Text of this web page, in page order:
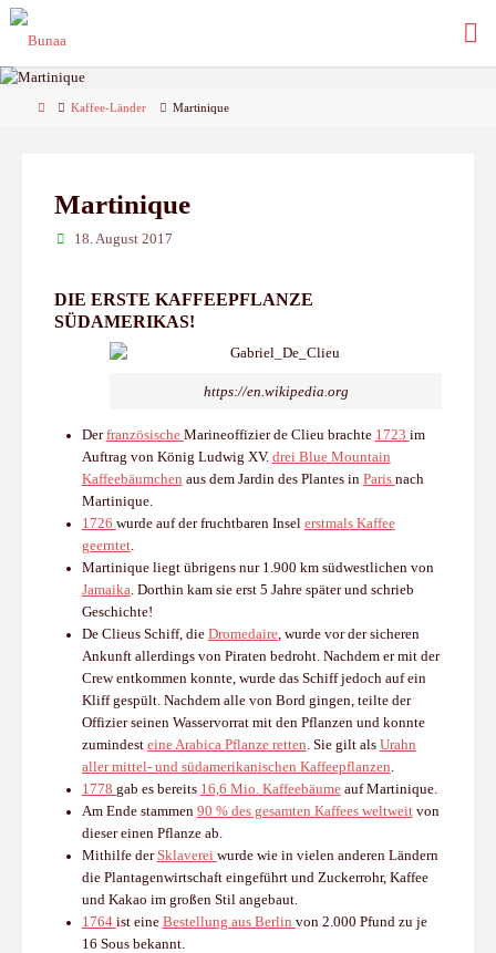
Skip
HomeKaffee-Länder Martinique
Martinique
18. August 2017
DIE ERSTE KAFFEEPFLANZE
SÜDAMERIKAS!
https://en.wikipedia.org
Derfranzösische Marineoffizier de Clieu brachte 1723 im
Auftrag von König Ludwig XV. drei Blue Mountain
Kaffeebäumchen aus dem Jardin des Plantes in Paris nach
Martinique.
1726 wurde auf der fruchtbaren Insel erstmals Kaffee
geerntet.
Martinique liegt übrigens nur 1.900 km südwestlichen von
Jamaika . Dorthin kam sie erst 5 Jahre später und schrieb
Geschichte!
De Clieus Schiff, die Dromedaire, wurde vor der sicheren
Ankunft allerdings von Piraten bedroht. Nachdem er mit der
Crew entkommen konnte, wurde das Schiff jedoch auf ein
Kliff gespült. Nachdem alle von Bord gingen, teilte der
Offizier seinen Wasservorrat mit den Pflanzen und konnte
zumindest eine Arabica Pflanze retten . Sie gilt als Urahn
aller mittel- und südamerikanischen Kaffeepflanzen
1778 gab es bereits 16,6 Mio. Kaffeebäumeauf Martinique.
Am Ende stammen 90 % des gesamten Kaffees weltweitvon
dieser einen Pflanze ab.
Mithilfe der Sklaverei wurde wie in vielen anderen Ländern
die Plantagenwirtschaft eingeführt und Zuckerrohr, Kaffee
und Kakao im großen Stil angebaut.
1764 ist eine Bestellung aus Berlin von 2.000 Pfund zu je
16 Sous bekannt.